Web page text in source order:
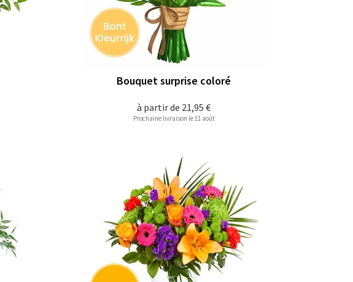
à partir de 21,95 €
Bouquet surprise coloré
Prochaine livraison le 11 août